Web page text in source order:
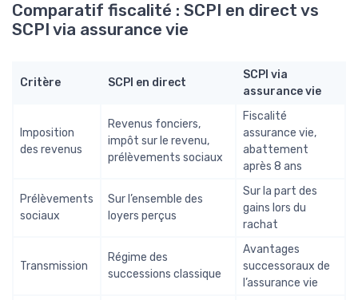
Comparatif fiscalité : SCPI en direct vs
SCPI via assurance vie
Critère SCPI en direct
SCPI via
assurance vie
Imposition
des revenus
Revenus fonciers,
impôt sur le revenu,
prélèvements sociaux
Fiscalité
assurance vie,
abattement
après 8 ans
Prélèvements
sociaux
Sur l’ensemble des
loyers perçus
Sur la part des
gains lors du
rachat
Transmission
Régime des
successions classique
Avantages
successoraux de
l’assurance vie